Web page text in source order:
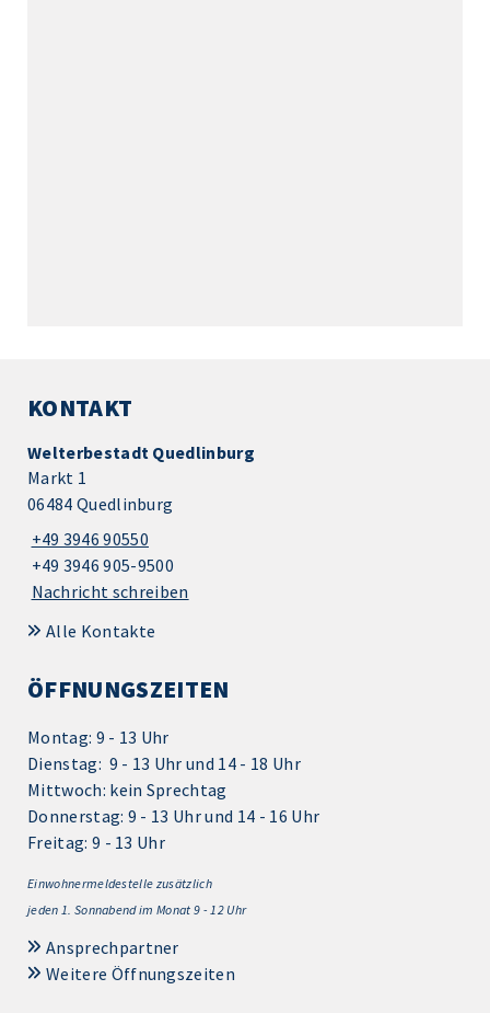
KONTAKT
Welterbestadt Quedlinburg
Markt 1
06484 Quedlinburg
+49 3946 90550
+49 3946 905-9500
Nachricht schreiben
Alle Kontakte
ÖFFNUNGSZEITEN
Montag: 9 - 13 Uhr
Dienstag: 9 - 13 Uhr und 14 - 18 Uhr
Mittwoch: kein Sprechtag
Donnerstag: 9 - 13 Uhr und 14 - 16 Uhr
Freitag: 9 - 13 Uhr
Einwohnermeldestelle zusätzlich
jeden 1. Sonnabend im Monat 9 - 12 Uhr
Ansprechpartner
Weitere Öffnungszeiten